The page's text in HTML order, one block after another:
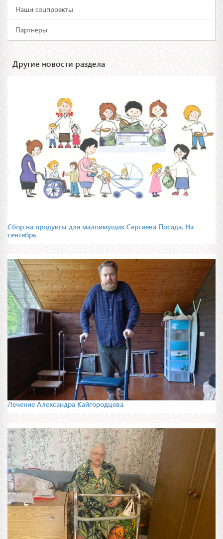
Наши соцпроекты
Партнеры
Другие новости раздела
Сбор на продукты для малоимущих Сергиева Посада. На
сентябрь
Лечение Александра Кайгородцева